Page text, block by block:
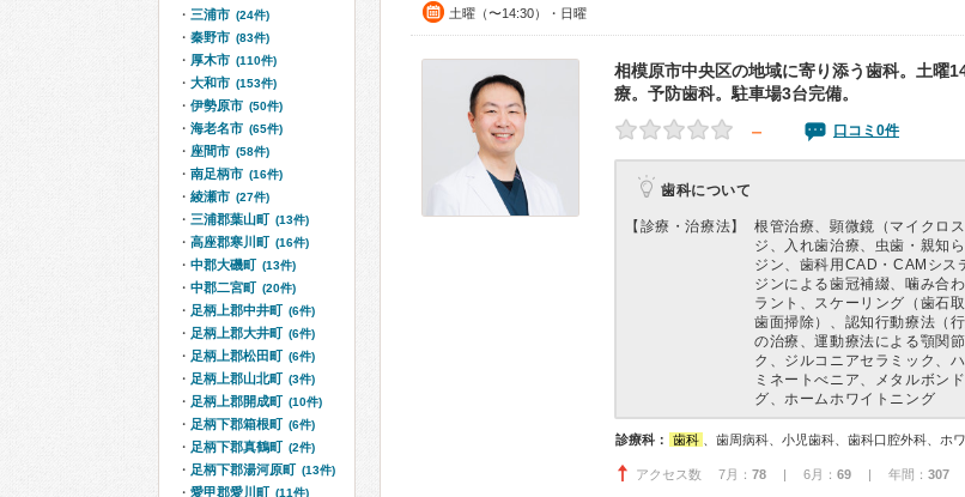
土曜（〜14:30）・日曜
相模原市中央区の地域に寄り添う歯科。土曜
療。予防歯科。駐車場3台完備。
－ 口コミ0件
歯科について
【診療・治療法】
根管治療、顕微鏡（マイクロ
ジ、入れ歯治療、虫歯・親知
ジン、歯科用CAD・CAMシス
ジンによる歯冠補綴、噛み合
ラント、スケーリング（歯石
歯面掃除）、認知行動療法（
の治療、運動療法による顎関
ク、ジルコニアセラミック、
ミネートべニア、メタルボン
グ、ホームホワイトニング
診療科： 歯科 、歯周病科、小児歯科、歯科口腔外科、ホ
アクセス数 7月： 78 | 6月： 69 | 年間： 307
三浦市 (24件)
秦野市 (83件)
厚木市 (110件)
大和市 (153件)
伊勢原市 (50件)
海老名市 (65件)
座間市 (58件)
南足柄市 (16件)
綾瀬市 (27件)
三浦郡葉山町 (13件)
高座郡寒川町 (16件)
中郡大磯町 (13件)
中郡二宮町 (20件)
足柄上郡中井町 (6件)
足柄上郡大井町 (6件)
足柄上郡松田町 (6件)
足柄上郡山北町 (3件)
足柄上郡開成町 (10件)
足柄下郡箱根町 (6件)
足柄下郡真鶴町 (2件)
足柄下郡湯河原町 (13件)
愛甲郡愛川町 (11件)